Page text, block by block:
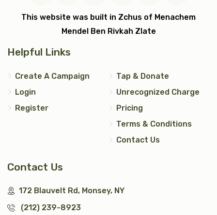
$5,000.00
$7,200.00
עצי חיים (2)
$7,200.00
טס כסף
This website was built in Zchus of Menachem
Mendel Ben Rivkah Zlate
Helpful Links
Create A Campaign
Login
Register
Tap & Donate
Unrecognized Charge
Pricing
Terms & Conditions
Contact Us
Contact Us
172 Blauvelt Rd, Monsey, NY
(212) 239-8923